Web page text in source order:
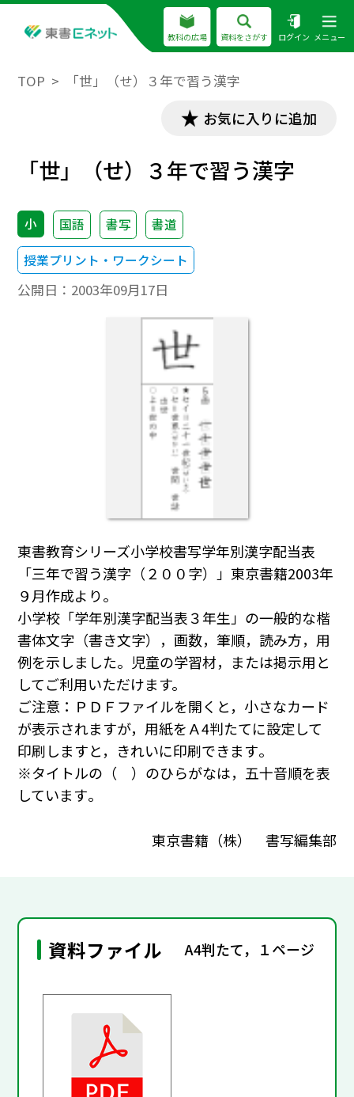
教科の広場 資料をさがす ログイン メニュー
TOP 「世」（せ）３年で習う漢字
お気に入りに追加
「世」（せ）３年で習う漢字
小 国語 書写
書道
授業プリント・ワークシート
公開日： 2003年09月17日
東書教育シリーズ小学校書写学年別漢字配当表
「三年で習う漢字（２００字）」東京書籍2003年
９月作成より。
小学校「学年別漢字配当表３年生」の一般的な楷
書体文字（書き文字），画数，筆順，読み方，用
例を示しました。児童の学習材，または掲示用と
してご利用いただけます。
ご注意：ＰＤＦファイルを開くと，小さなカード
が表示されますが，用紙をＡ4判たてに設定して
印刷しますと，きれいに印刷できます｡
※タイトルの（ ）のひらがなは，五十音順を表
しています｡
東京書籍（株） 書写編集部
資料ファイル A4判たて，１ページ